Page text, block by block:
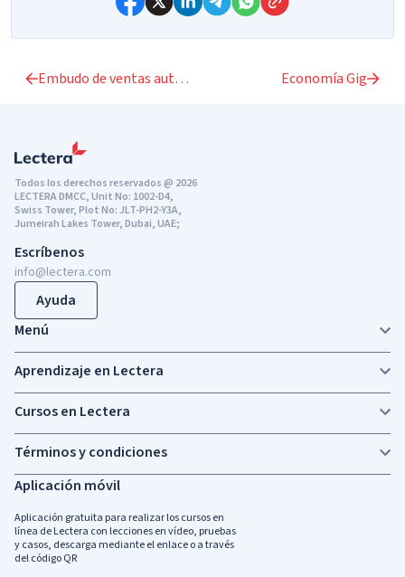
Embudo de ventas automatizado Economía Gig
Todos los derechos reservados @ 2026
LECTERA DMCC, Unit No: 1002-D4,
Swiss Tower, Plot No: JLT-PH2-Y3A,
Jumeirah Lakes Tower, Dubai, UAE;
Escríbenos
info@lectera.com
Ayuda
Menú
Aprendizaje en Lectera
Cursos en Lectera
Términos y condiciones
Aplicación móvil
Aplicación gratuita para realizar los cursos en
línea de Lectera con lecciones en vídeo, pruebas
y casos, descarga mediante el enlace o a través
del código QR